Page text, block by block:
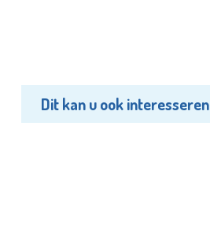
Dit kan u ook interesseren